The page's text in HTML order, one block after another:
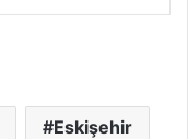
Eskişehir